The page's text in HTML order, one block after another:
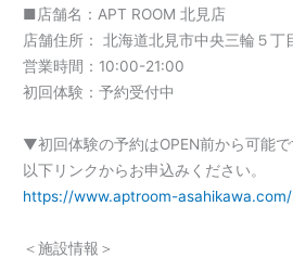
■店舗名：APT ROOM 北見店
店舗住所： 北海道北見市中央三輪５丁
営業時間：10:00-21:00
初回体験：予約受付中
▼初回体験の予約はOPEN前から可能で
以下リンクからお申込みください。
https://www.aptroom-
＜施設情報＞